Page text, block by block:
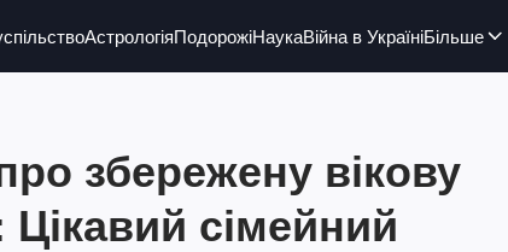
АстрологіяПодорожіНаукаВійна в УкраїніБільше
збережену вікову
сімейний